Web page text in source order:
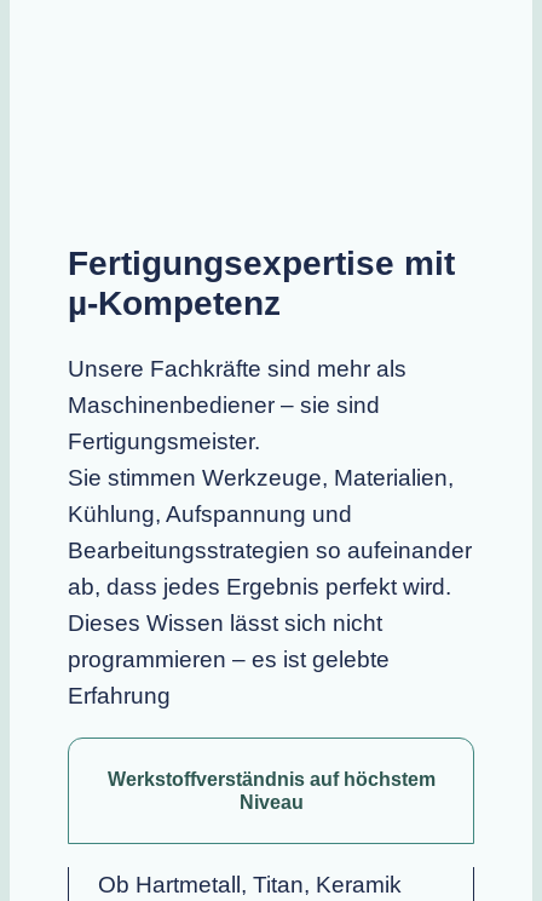
Fertigungsexpertise mit
µ-Kompetenz
Unsere Fachkräfte sind mehr als
Maschinenbediener – sie sind
Fertigungsmeister.
Sie stimmen Werkzeuge, Materialien,
Kühlung, Aufspannung und
Bearbeitungsstrategien so aufeinander
ab, dass jedes Ergebnis perfekt wird.
Dieses Wissen lässt sich nicht
programmieren – es ist gelebte
Erfahrung
Werkstoffverständnis auf höchstem
Niveau
Ob Hartmetall, Titan, Keramik